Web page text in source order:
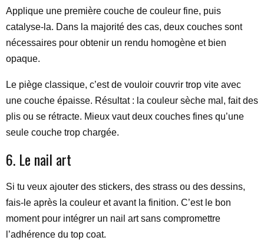
Applique une première couche de couleur fine, puis
catalyse-la. Dans la majorité des cas, deux couches sont
nécessaires pour obtenir un rendu homogène et bien
opaque.
Le piège classique, c’est de vouloir couvrir trop vite avec
une couche épaisse. Résultat : la couleur sèche mal, fait des
plis ou se rétracte. Mieux vaut deux couches fines qu’une
seule couche trop chargée.
6. Le nail art
Si tu veux ajouter des stickers, des strass ou des dessins,
fais-le après la couleur et avant la finition. C’est le bon
moment pour intégrer un nail art sans compromettre
l’adhérence du top coat.